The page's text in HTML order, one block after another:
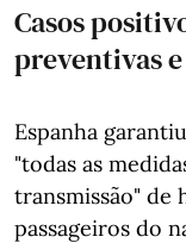
Casos
preventivas
Espanha
"todas as
transmissão" de
passageiros do